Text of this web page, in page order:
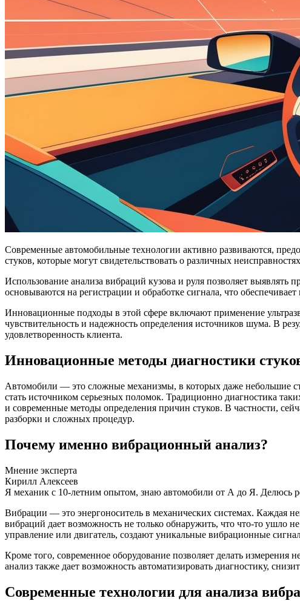
Современные автомобильные технологии активно развиваются,
стуков, которые могут свидетельствовать о различных
Использование анализа вибраций кузова и руля позволяет
основываются на регистрации и обработке сигнала, что
Инновационные подходы в этой сфере включают применение
чувствительность и надежность определения источников шума. В
удовлетворенность клиента.
Инновационные методы диагностики
Автомобили — это сложные механизмы, в которых даже небольшие
стать источником серьезных поломок. Традиционно диагностика
и современные методы определения причин стуков. В частности,
разборки и сложных процедур.
Почему именно вибрационный анализ?
Мнение эксперта
Кирилл Алексеев
Я механик с 10-летним опытом, знаю автомобили от А до Я. Делюсь
Вибрации — это энергоноситель в механических системах. Каждая
вибраций дает возможность не только обнаружить, что что-то ушло
управление или двигатель, создают уникальные вибрационные
Кроме того, современное оборудование позволяет делать
анализ также дает возможность автоматизировать диагностику,
Современные технологии для анализа